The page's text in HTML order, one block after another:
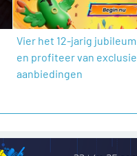
Vier het 12-jarig jubileum
en profiteer van
aanbiedingen